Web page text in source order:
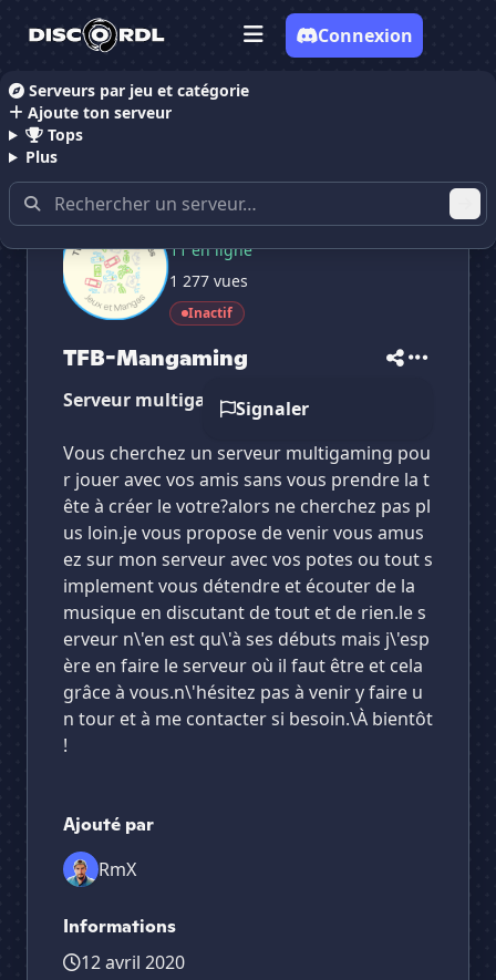
Serveurs par jeu et catégorie
Ajoute ton serveur
Tops
Plus
Connexion
Accueil Serveurs Discord Gaming
60 membres
11 en ligne
1 277 vues
Inactif
TFB-Mangaming
Signaler
Serveur multigaming
Vous cherchez un serveur multigaming pou
r jouer avec vos amis sans vous prendre la t
ête à créer le votre?alors ne cherchez pas pl
us loin.je vous propose de venir vous amus
ez sur mon serveur avec vos potes ou tout s
implement vous détendre et écouter de la
musique en discutant de tout et de rien.le s
erveur n\'en est qu\'à ses débuts mais j\'esp
ère en faire le serveur où il faut être et cela
grâce à vous.n\'hésitez pas à venir y faire u
n tour et à me contacter si besoin.\À bientôt
!
Ajouté par
RmX
Informations
12 avril 2020
Vote pourTFB-Mangaming
TFB-Mangaming
Es-tu sûr de vouloir supprimer ton avis de ce
serveur ?
Supprimer
TFB-Mangaming